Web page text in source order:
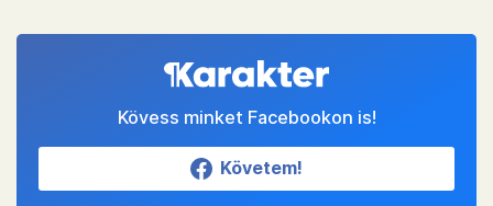
Kövess minket Facebookon is!
Követem!